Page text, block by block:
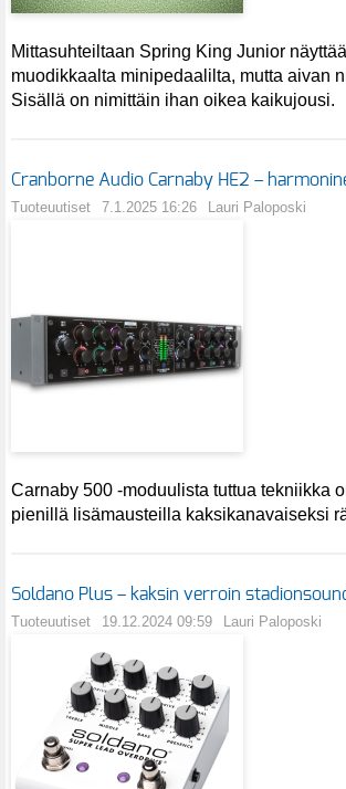
Mittasuhteiltaan Spring King Junior
muodikkaalta minipedaalilta, mutta aivan
Sisällä on nimittäin ihan oikea kaikujousi.
Cranborne Audio Carnaby HE2 –
Tuoteuutiset 7.1.2025 16:26 Lauri Paloposki
Carnaby 500 -moduulista tuttua tekniikka
pienillä lisämausteilla kaksikanavaiseksi
Soldano Plus – kaksin verroin
Tuoteuutiset 19.12.2024 09:59 Lauri Paloposki